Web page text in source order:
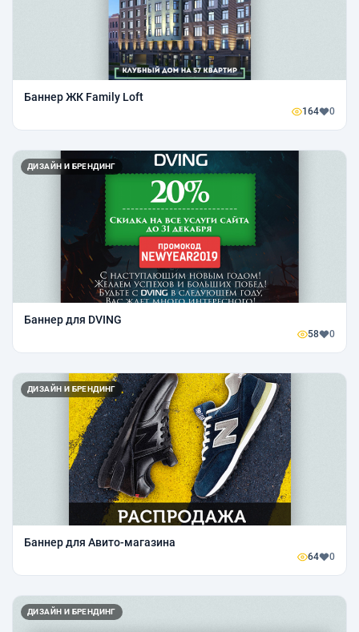
Баннер ЖК Family Loft
164 0
ДИЗАЙН И БРЕНДИНГ
Баннер для DVING
58 0
ДИЗАЙН И БРЕНДИНГ
Баннер для Авито-магазина
64 0
ДИЗАЙН И БРЕНДИНГ